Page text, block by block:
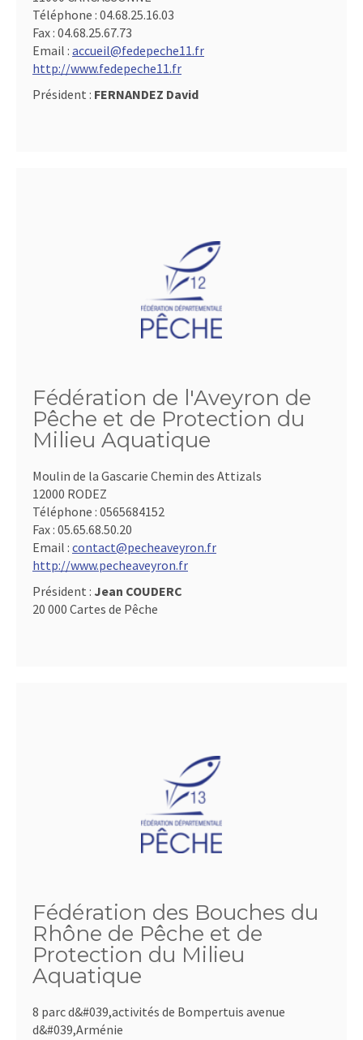
Téléphone : 04.68.25.16.03
Fax : 04.68.25.67.73
Email : accueil@fedepeche11.fr
http://www.fedepeche11.fr
Président : FERNANDEZ David
Fédération de l'Aveyron de
Pêche et de Protection du
Milieu Aquatique
Moulin de la Gascarie Chemin des Attizals
12000 RODEZ
Téléphone : 0565684152
Fax : 05.65.68.50.20
Email : contact@pecheaveyron.fr
http://www.pecheaveyron.fr
Président : Jean COUDERC
20 000 Cartes de Pêche
Fédération des Bouches du
Rhône de Pêche et de
Protection du Milieu
Aquatique
8 parc d&#039,activités de Bompertuis avenue
d&#039,Arménie